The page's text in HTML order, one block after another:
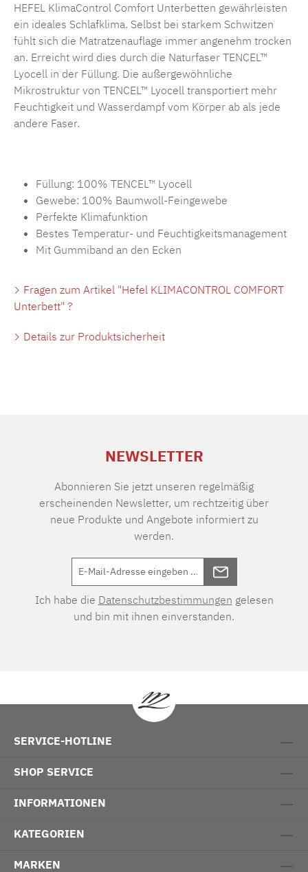
HEFEL KlimaControl Comfort Unterbetten gewährleisten
ein ideales Schlafklima. Selbst bei starkem Schwitzen
fühlt sich die Matratzenauflage immer angenehm trocken
an. Erreicht wird dies durch die Naturfaser TENCEL™
Lyocell in der Füllung. Die außergewöhnliche
Mikrostruktur von TENCEL™ Lyocell transportiert mehr
Feuchtigkeit und Wasserdampf vom Körper ab als jede
andere Faser.
Füllung: 100% TENCEL™ Lyocell
Gewebe: 100% Baumwoll-Feingewebe
Perfekte Klimafunktion
Bestes Temperatur- und Feuchtigkeitsmanagement
Mit Gummiband an den Ecken
Fragen zum Artikel "Hefel KLIMACONTROL COMFORT
Unterbett" ?
Details zur Produktsicherheit
NEWSLETTER
Abonnieren Sie jetzt unseren regelmäßig
erscheinenden Newsletter, um rechtzeitig über
neue Produkte und Angebote informiert zu
werden.
Ich habe die Datenschutzbestimmungen gelesen
und bin mit ihnen einverstanden.
SERVICE-HOTLINE
SHOP SERVICE
INFORMATIONEN
KATEGORIEN
MARKEN